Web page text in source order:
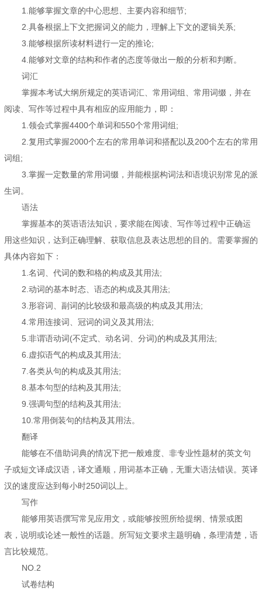
1.能够掌握文章的中心思想、主要内容和细节;
2.具备根据上下文把握词义的能力，理解上下文的逻辑关系;
3.能够根据所读材料进行一定的推论;
4.能够对文章的结构和作者的态度等做出一般的分析和判断。
词汇
掌握本考试大纲所规定的英语词汇、常用词组、常用词缀，并在
阅读、写作等过程中具有相应的应用能力，即：
1.领会式掌握4400个单词和550个常用词组;
2.复用式掌握2000个左右的常用单词和搭配以及200个左右的常用
词组;
3.掌握一定数量的常用词缀，并能根据构词法和语境识别常见的派
生词。
语法
掌握基本的英语语法知识，要求能在阅读、写作等过程中正确运
用这些知识，达到正确理解、获取信息及表达思想的目的。需要掌握的
具体内容如下：
1.名词、代词的数和格的构成及其用法;
2.动词的基本时态、语态的构成及其用法;
3.形容词、副词的比较级和最高级的构成及其用法;
4.常用连接词、冠词的词义及其用法;
5.非谓语动词(不定式、动名词、分词)的构成及其用法;
6.虚拟语气的构成及其用法;
7.各类从句的构成及其用法;
8.基本句型的结构及其用法;
9.强调句型的结构及其用法;
10.常用倒装句的结构及其用法。
翻译
能够在不借助词典的情况下把一般难度、非专业性题材的英文句
子或短文译成汉语，译文通顺，用词基本正确，无重大语法错误。英译
汉的速度应达到每小时250词以上。
写作
能够用英语撰写常见应用文，或能够按照所给提纲、情景或图
表，说明或论述一般性的话题。所写短文要求主题明确，条理清楚，语
言比较规范。
NO.2
试卷结构